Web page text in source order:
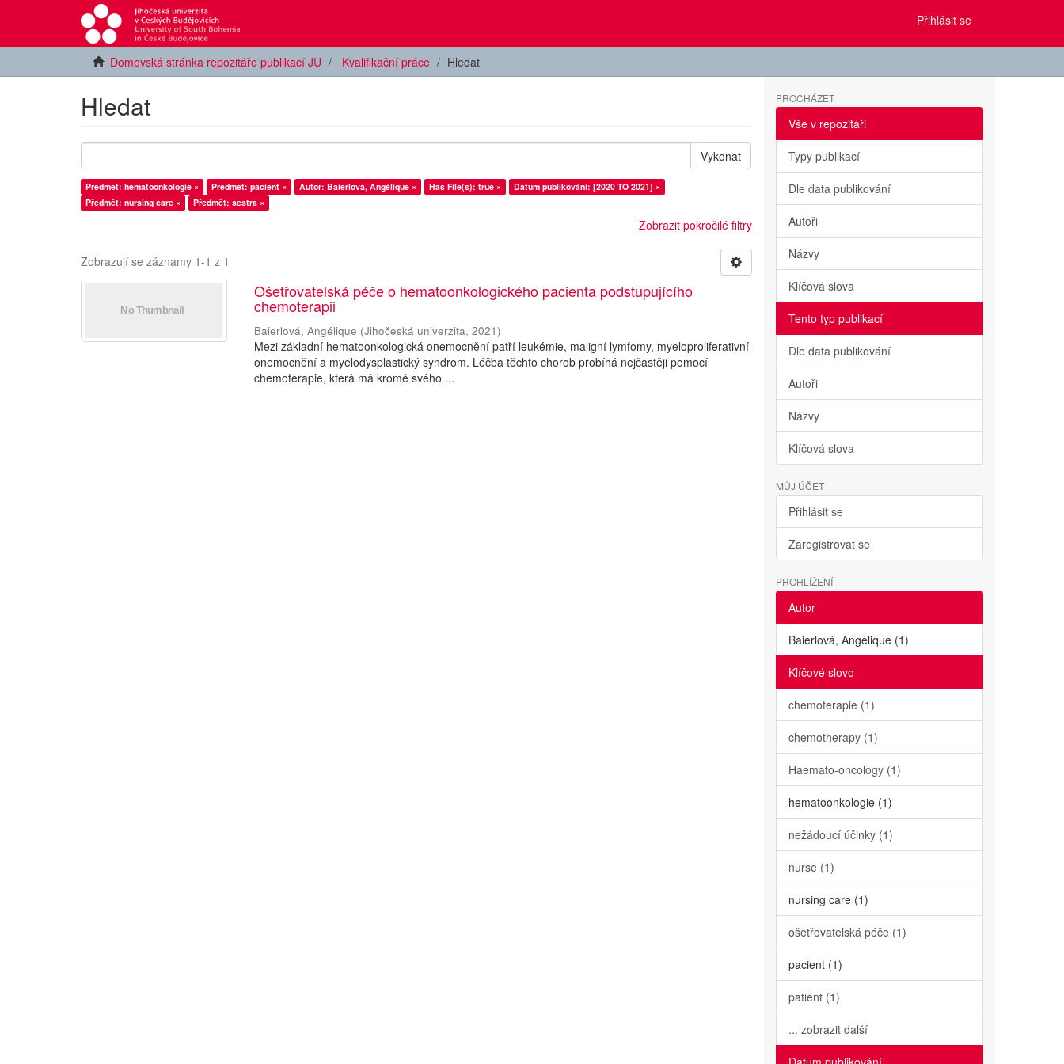
Přihlásit se
Domovská stránka repozitáře publikací JU Kvalifikační práce Hledat
Hledat
Vykonat
Předmět: hematoonkologie × Předmět: pacient × Autor: Baierlová, Angélique × Has File(s): true ×
Datum publikování: [2020 TO 2021] ×
Předmět: nursing care ×
Předmět: sestra ×
Zobrazit pokročilé filtry
Zobrazují se záznamy 1-1 z 1
Ošetřovatelská péče o hematoonkologického pacienta podstupujícího
chemoterapii
Baierlová, Angélique (Jihočeská univerzita,2021)
Mezi základní hematoonkologická onemocnění patří leukémie, maligní lymfomy, myeloproliferativní
onemocnění a myelodysplastický syndrom. Léčba těchto chorob probíhá nejčastěji pomocí
chemoterapie, která má kromě svého ...
PROCHÁZET
Vše v repozitáři
Typy publikací
Dle data publikování
Autoři
Názvy
Klíčová slova
Tento typ publikací
Dle data publikování
Autoři
Názvy
Klíčová slova
MŮJ ÚČET
Přihlásit se
Zaregistrovat se
PROHLÍŽENÍ
Autor
Baierlová, Angélique (1)
Klíčové slovo
chemoterapie (1)
chemotherapy (1)
Haemato-oncology (1)
hematoonkologie (1)
nežádoucí účinky (1)
nurse (1)
nursing care (1)
ošetřovatelská péče (1)
pacient (1)
patient (1)
... zobrazit další